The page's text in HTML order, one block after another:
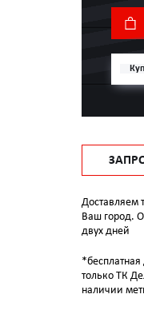
Доставляем
Ваш город.
двух дней
*бесплатная
только ТК
наличии